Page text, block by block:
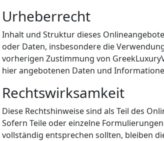
Urheberrecht
Inhalt und Struktur dieses
oder Daten, insbesondere die
vorherigen Zustimmung von
hier angebotenen Daten und
Rechtswirksamkeit
Diese Rechtshinweise sind als Teil des
Sofern Teile oder einzelne
vollständig entsprechen sollten, bleiben